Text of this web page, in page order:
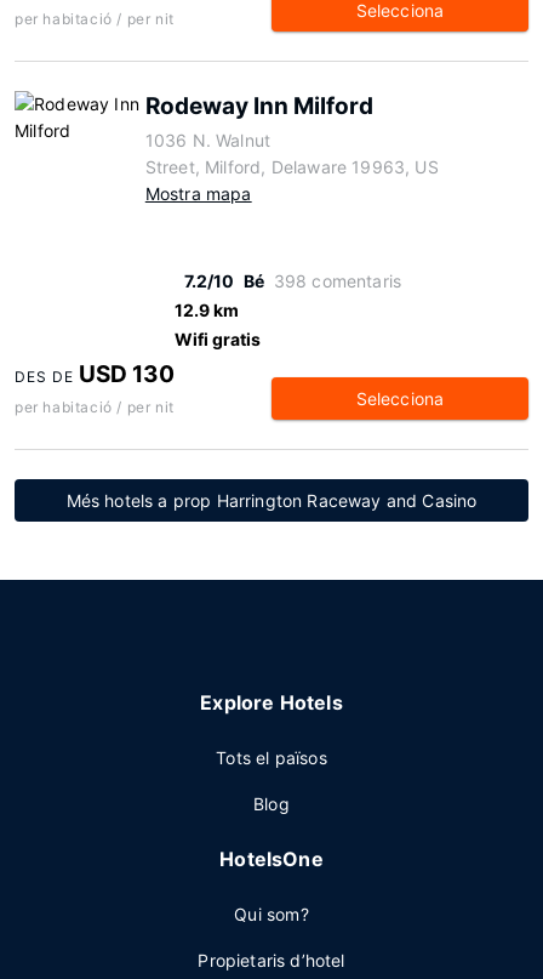
per habitació / per nit Selecciona
Rodeway Inn Milford
1036 N. Walnut
Street, Milford, Delaware 19963, US
Mostra mapa
7.2/10 Bé 398 comentaris
12.9 km
Wifi gratis
DES DE USD 130
per habitació / per nit Selecciona
Més hotels a prop Harrington Raceway and Casino
Explore Hotels
Tots el països
Blog
HotelsOne
Qui som?
Propietaris d’hotel